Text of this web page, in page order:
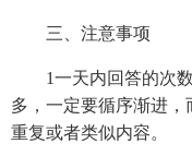
三、注意事项
1一天内回答的次数
多，一定要循序渐进
重复或者类似内容。